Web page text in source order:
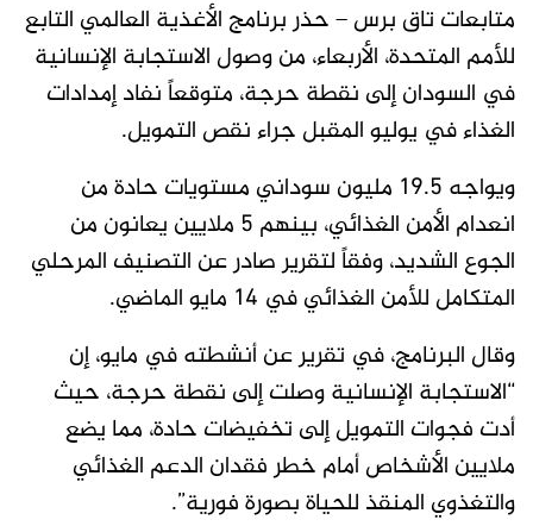
متابعات تاق برس – حذر برنامج الأغذية العالمي التابع
للأمم المتحدة، الأربعاء، من وصول الاستجابة الإنسانية
في السودان إلى نقطة حرجة، متوقعاً نفاد إمدادات
الغذاء في يوليو المقبل جراء نقص التمويل.
ويواجه 19.5 مليون سوداني مستويات حادة من
انعدام الأمن الغذائي، بينهم 5 ملايين يعانون من
الجوع الشديد، وفقاً لتقرير صادر عن التصنيف المرحلي
المتكامل للأمن الغذائي في 14 مايو الماضي.
وقال البرنامج، في تقرير عن أنشطته في مايو، إن
“الاستجابة الإنسانية وصلت إلى نقطة حرجة، حيث
أدت فجوات التمويل إلى تخفيضات حادة، مما يضع
ملايين الأشخاص أمام خطر فقدان الدعم الغذائي
والتغذوي المنقذ للحياة بصورة فورية”.